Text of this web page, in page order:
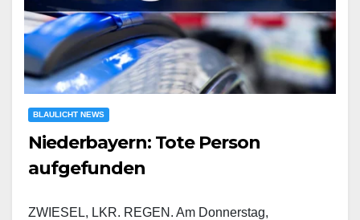
BLAULICHT NEWS
Niederbayern: Tote Person
aufgefunden
ZWIESEL, LKR. REGEN. Am Donnerstag,